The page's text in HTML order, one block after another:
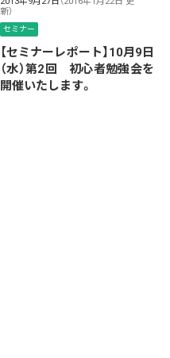
新）
セミナー
【セミナーレポート】10月9日
（水）第2回 初心者勉強会を
開催いたします。